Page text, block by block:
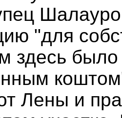
"для
здесь было
Лены и